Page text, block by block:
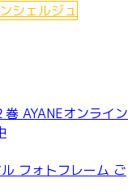
シェルジュ